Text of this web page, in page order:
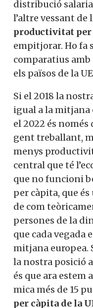
distribució
l’altre vessant
productivitat
empitjorar. Ho fa
comparatius
els països de la
Si el 2018 la
igual a la mitjana
el 2022 és només
gent treballant,
menys
central que té
que no funcioni
per càpita, que és
de com
persones de la
que cada vegada
mitjana europea.
la nostra posició
és que ara estem
mica més de 15
per càpita de la